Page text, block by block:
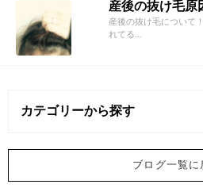
産後の抜け毛原
産後の抜け毛について
れてる...
カテゴリーから探す
白髪 (5記事)
ブログ一覧に